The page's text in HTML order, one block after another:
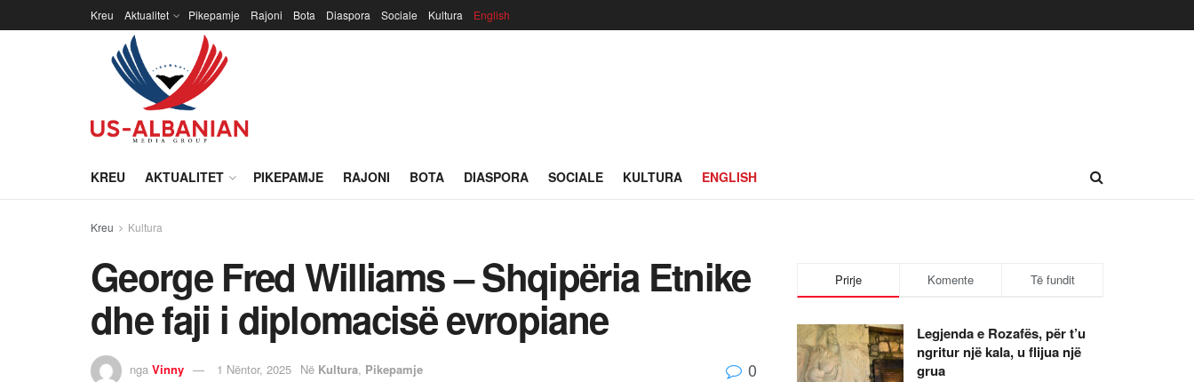
Kreu Aktualitet Pikepamje Rajoni Bota Diaspora Sociale Kultura English
KREU AKTUALITET PIKEPAMJE RAJONI BOTA DIASPORA SOCIALE KULTURA ENGLISH
Kreu Kultura
George Fred Williams – Shqipëria Etnike
dhe faji i diplomacisë evropiane
nga Vinny 1 Nëntor, 2025 Në Kultura, Pikepamje 0
Prirje Komente Të fundit
Legjenda e Rozafës, për t’u
ngritur një kala, u flijua një
grua